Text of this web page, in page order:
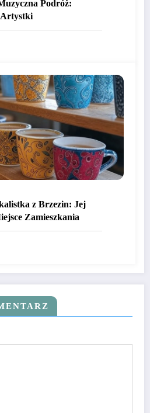
Podróż:
Artystki
z Brzezin: Jej
Zamieszkania